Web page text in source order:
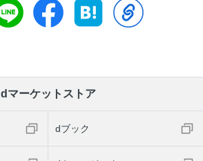
dマーケットストア
dブック